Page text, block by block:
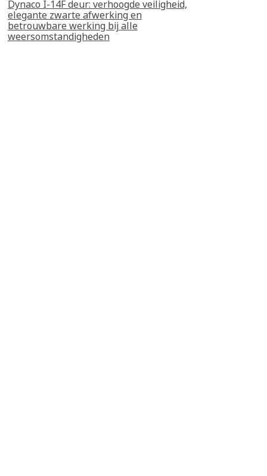
Dynaco I-14F deur: verhoogde veiligheid,
elegante zwarte afwerking en
betrouwbare werking bij alle
weersomstandigheden